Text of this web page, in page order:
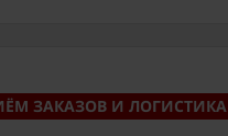
ЗАКАЗОВ И ЛОГИСТИКА